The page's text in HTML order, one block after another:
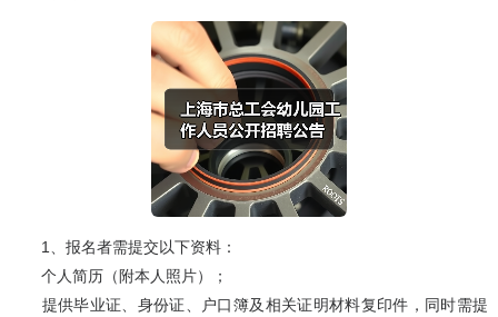
1、报名者需提交以下资料：
个人简历（附本人照片）；
提供毕业证、身份证、户口簿及相关证明材料复印件，同时需提